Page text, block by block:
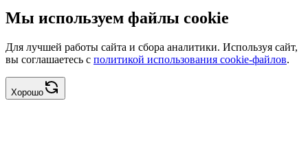
Мы используем файлы cookie
Для лучшей работы сайта и сбора аналитики. Используя сайт,
вы соглашаетесь с политикой использования cookie-файлов.
Хорошо